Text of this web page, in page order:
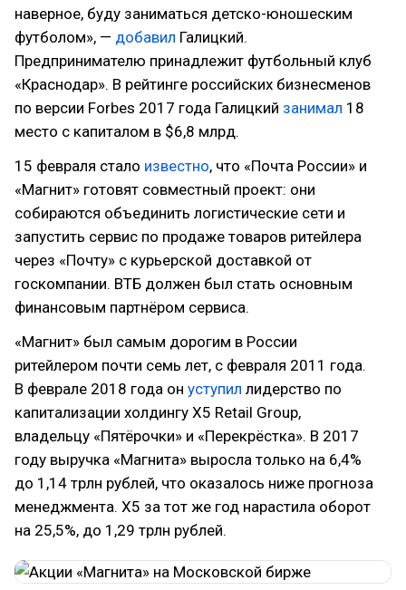
наверное, буду заниматься детско-юношеским
футболом», — добавил Галицкий.
Предпринимателю принадлежит футбольный клуб
«Краснодар». В рейтинге российских бизнесменов
по версии Forbes 2017 года Галицкий занимал 18
место с капиталом в $6,8 млрд.
15 февраля стало известно, что «Почта России» и
«Магнит» готовят совместный проект: они
собираются объединить логистические сети и
запустить сервис по продаже товаров ритейлера
через «Почту» с курьерской доставкой от
госкомпании. ВТБ должен был стать основным
финансовым партнёром сервиса.
«Магнит» был самым дорогим в России
ритейлером почти семь лет, с февраля 2011 года.
В феврале 2018 года он уступил лидерство по
капитализации холдингу X5 Retail Group,
владельцу «Пятёрочки» и «Перекрёстка». В 2017
году выручка «Магнита» выросла только на 6,4%
до 1,14 трлн рублей, что оказалось ниже прогноза
менеджмента. X5 за тот же год нарастила оборот
на 25,5%, до 1,29 трлн рублей.